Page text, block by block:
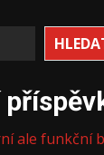
ale funkční